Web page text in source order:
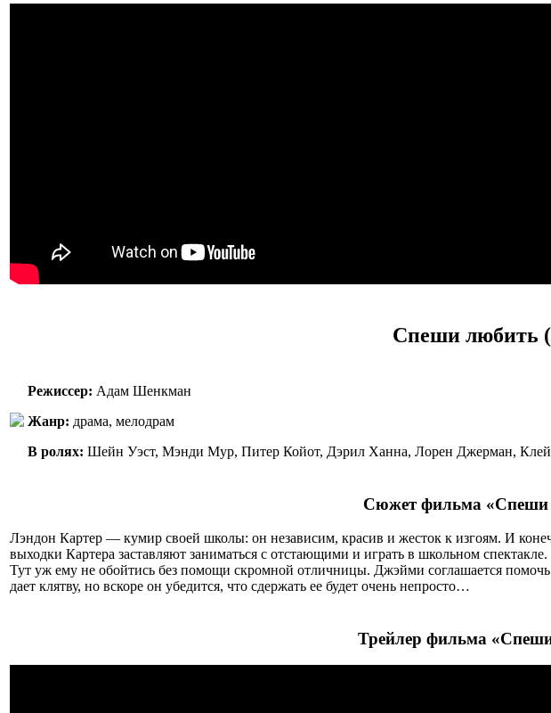
Спеши любить
Режиссер: Адам Шенкман
Жанр: драма, мелодрам
В ролях: Шейн Уэст, Мэнди Мур, Питер Койот, Дэрил Ханна, Лорен Джерман,
Сюжет фильма «Спеши
Лэндон Картер — кумир своей школы: он независим, красив и жесток к изгоям. И
выходки Картера заставляют заниматься с отстающими и играть в школьном спектакле.
Тут уж ему не обойтись без помощи скромной отличницы. Джэйми соглашается
дает клятву, но вскоре он убедится, что сдержать ее будет очень непросто…
Трейлер фильма